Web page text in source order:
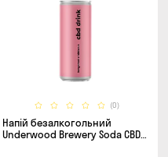
(0)
Напій безалкогольний
Underwood Brewery Soda CBD